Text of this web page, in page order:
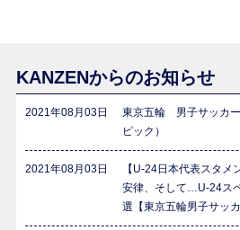
KANZENからのお知らせ
2021年08月03日
東京五輪 男子サッカ
ピック）
2021年08月03日
【U-24日本代表スタ
安律、そして…U-24ス
選【東京五輪男子サッカ